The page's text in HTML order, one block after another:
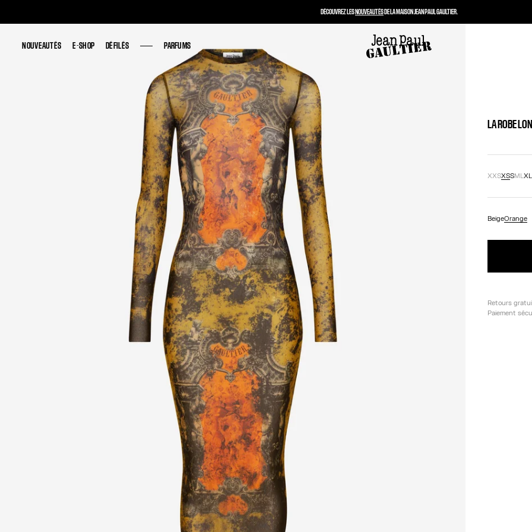
NOUVEAUTÉS E-SHOP DÉFILÉS PARFUMS
NOUVEAUTÉS E-SHOP DÉFILÉS PARFUMS
LA ROBE
XXSXSSMLXL
BeigeOrange
Retours
Paiement
DÉCOUVREZ LESNOUVEAUTÉSDE LA MAISON JEAN PAUL GAULTIER.